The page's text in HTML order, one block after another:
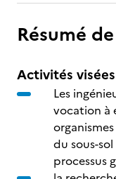
Résumé
Activités
Les
vocation à
du sous-
processus